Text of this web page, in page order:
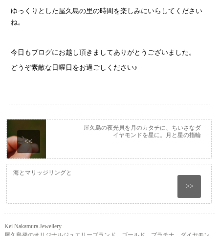
ゆっくりとした屋久島の里の時間を楽しみにいらしてください
ね。
今日もブログにお越し頂きましてありがとうございました。
どうぞ素敵な日曜日をお過ごしください♪
<<
屋久島の夜光貝を月のカタチに、ちいさなダ
イヤモンドを星に。月と星の指輪
>>
海とマリッジリングと
Kei Nakamura Jewellery